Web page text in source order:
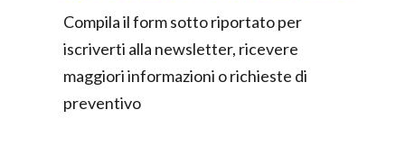
Compila il form sotto riportato per
iscriverti alla newsletter, ricevere
maggiori informazioni o richieste di
preventivo